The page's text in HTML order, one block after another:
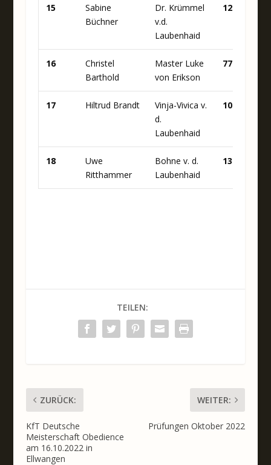
15
Sabine
Büchner
Dr. Krümmel
v.d.
Laubenhaid
12
16
Christel
Barthold
Master Luke
von Erikson
77
17 Hiltrud Brandt
Vinja-Vivica v.
d.
Laubenhaid
10
18
Uwe
Ritthammer
Bohne v. d.
Laubenhaid
13
TEILEN:
ZURÜCK:
KfT Deutsche
Meisterschaft Obedience
am 16.10.2022 in
Ellwangen
WEITER:
Prüfungen Oktober 2022